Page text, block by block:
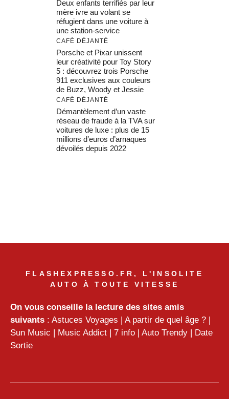
Deux enfants terrifiés par leur
mère ivre au volant se
réfugient dans une voiture à
une station-service
CAFÉ DÉJANTÉ
Porsche et Pixar unissent
leur créativité pour Toy Story
5 : découvrez trois Porsche
911 exclusives aux couleurs
de Buzz, Woody et Jessie
CAFÉ DÉJANTÉ
Démantèlement d’un vaste
réseau de fraude à la TVA sur
voitures de luxe : plus de 15
millions d’euros d’arnaques
dévoilés depuis 2022
FLASHEXPRESSO.FR, L'INSOLITE
AUTO À TOUTE VITESSE
On vous conseille la lecture des sites amis
suivants : Astuces Voyages | A partir de quel âge ? |
Sun Music | Music Addict | 7 info | Auto Trendy | Date
Sortie